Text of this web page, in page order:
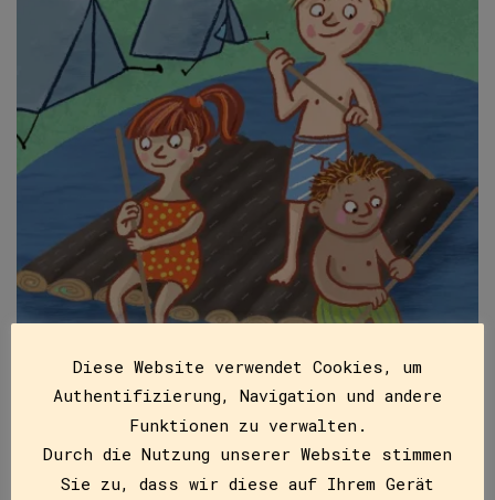
Diese Website verwendet Cookies, um
Authentifizierung, Navigation und andere
Funktionen zu verwalten.
Durch die Nutzung unserer Website stimmen
Sie zu, dass wir diese auf Ihrem Gerät